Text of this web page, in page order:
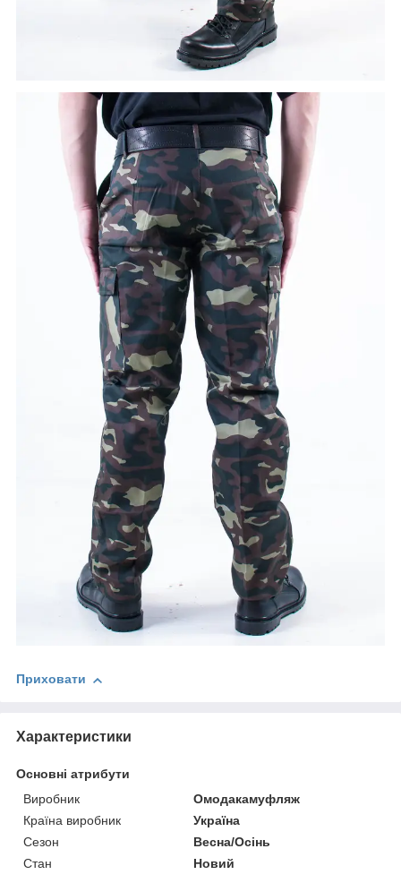
Приховати
Характеристики
Основні атрибути
Виробник
Омодакамуфляж
Країна виробник
Україна
Сезон
Весна/Осінь
Стан
Новий